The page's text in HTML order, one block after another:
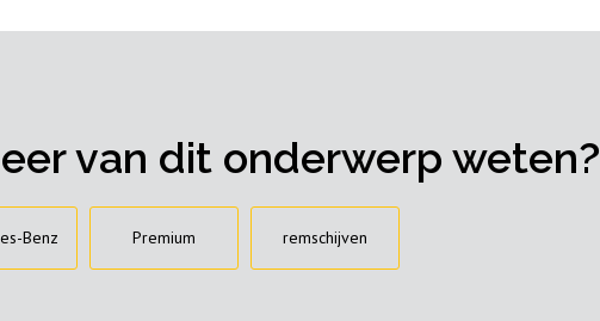
van dit onderwerp weten?
Benz Premium remschijven